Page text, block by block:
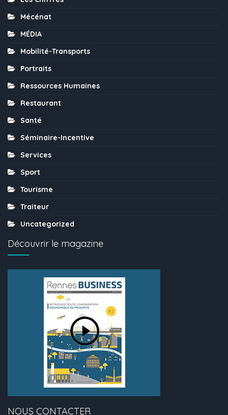
Mécénat
MÉDIA
Mobilité-Transports
Portraits
Ressources Humaines
Restaurant
Santé
Séminaire-Incentive
Services
Sport
Tourisme
Traiteur
Uncategorized
Découvrir le magazine
NOUS CONTACTER